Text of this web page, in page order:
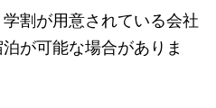
割が用意されている会社
が可能な場合がありま